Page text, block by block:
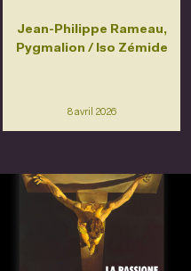
Jean-Philippe Rameau,
Pygmalion / Iso Zémide
8 avril 2026